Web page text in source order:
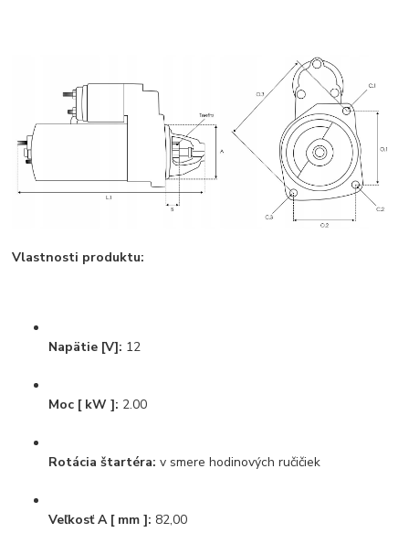
Vlastnosti produktu:
Napätie [V]: 12
Moc [ kW ]: 2.00
Rotácia štartéra: v smere hodinových ručičiek
Veľkosť A [ mm ]: 82,00